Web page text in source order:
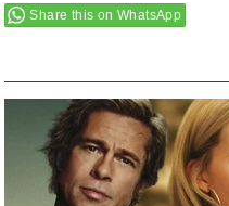
Share this on WhatsApp